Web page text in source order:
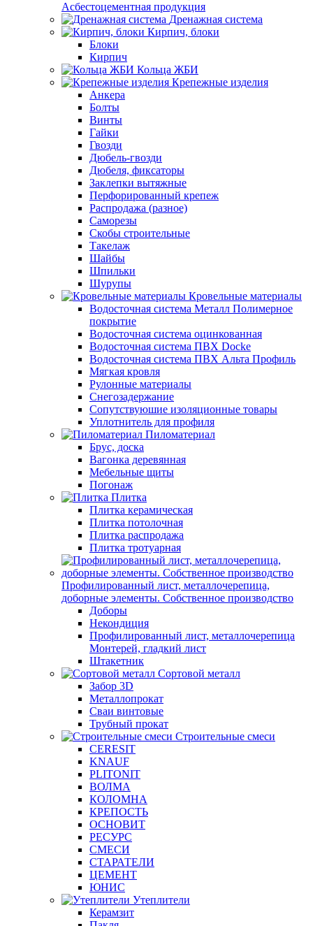
Асбестоцементная продукция
Дренажная система
Кирпич, блоки
Блоки
Кирпич
Кольца ЖБИ
Крепежные изделия
Анкера
Болты
Винты
Гайки
Гвозди
Дюбель-гвозди
Дюбеля, фиксаторы
Заклепки вытяжные
Перфорированный крепеж
Распродажа (разное)
Саморезы
Скобы строительные
Такелаж
Шайбы
Шпильки
Шурупы
Кровельные материалы
Водосточная система Металл Полимерное
покрытие
Водосточная система оцинкованная
Водосточная система ПВХ Docke
Водосточная система ПВХ Альта Профиль
Мягкая кровля
Рулонные материалы
Снегозадержание
Сопутствуюшие изоляционные товары
Уплотнитель для профиля
Пиломатериал
Брус, доска
Вагонка деревянная
Мебельные щиты
Погонаж
Плитка
Плитка керамическая
Плитка потолочная
Плитка распродажа
Плитка тротуарная
Профилированный лист, металлочерепица,
доборные элементы. Собственное производство
Доборы
Некондиция
Профилированный лист, металлочерепица
Монтерей, гладкий лист
Штакетник
Сортовой металл
Забор 3D
Металлопрокат
Сваи винтовые
Трубный прокат
Строительные смеси
CERESIT
KNAUF
PLITONIT
ВОЛМА
КОЛОМНА
КРЕПОСТЬ
ОСНОВИТ
РЕСУРС
СМЕСИ
СТАРАТЕЛИ
ЦЕМЕНТ
ЮНИС
Утеплители
Керамзит